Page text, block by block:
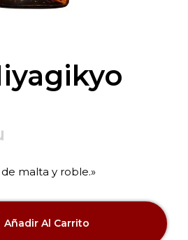
malta y roble.»
Añadir Al Carrito